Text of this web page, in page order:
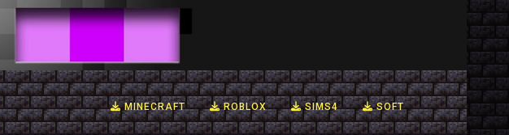
MINECRAFT ROBLOX SIMS4 SOFT